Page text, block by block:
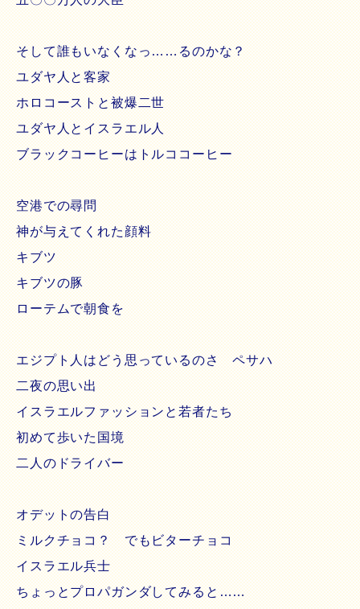
そして誰もいなくなっ……るのかな？
ユダヤ人と客家
ホロコーストと被爆二世
ユダヤ人とイスラエル人
ブラックコーヒーはトルココーヒー
空港での尋問
神が与えてくれた顔料
キブツ
キブツの豚
ローテムで朝食を
エジプト人はどう思っているのさ ペサハ
二夜の思い出
イスラエルファッションと若者たち
初めて歩いた国境
二人のドライバー
オデットの告白
ミルクチョコ？ でもビターチョコ
イスラエル兵士
ちょっとプロパガンダしてみると……